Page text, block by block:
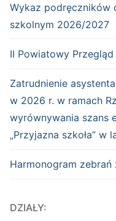
Wykaz podręczników
szkolnym 2026/2027
II Powiatowy
Zatrudnienie
w 2026 r. w ramach
wyrównywania szans
„Przyjazna szkoła” w
Harmonogram
DZIAŁY: